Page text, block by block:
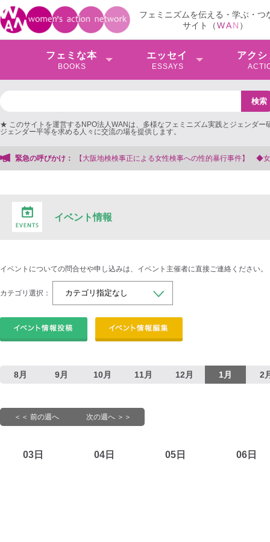
フェミニズムを伝える・学ぶ・つ
サイト（WAN ）
フェミな本
BOOKS
エッセイ
ESSAYS
アクシ
★ このサイトを運営するNPO法人WANは、多様なフェミニズム実践とジェンダー
ジェンダー平等を求める人々に交流の場を提供します。
緊急の呼びかけ：
【大阪地検検事正による女性検事への性的暴行事件】 ◆女性検事を支援する
イベント情報
イベントについての問合せや申し込みは、イベント主催者に直接ご連絡ください。
カテゴリ選択：
8月 9月 10月 11月 12月 1月 2
＜＜ 前の週へ 次の週へ ＞＞
03日 04日 05日 06日